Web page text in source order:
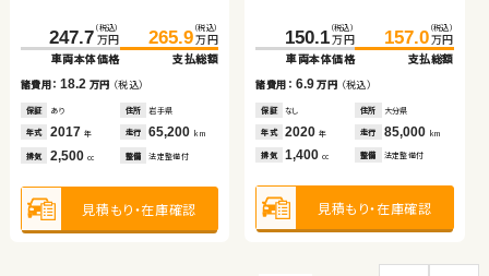
247.7 （税込）
万円
車両本体価格
265.9 （税込）
万円
支払総額
諸費用：18.2 万円 （税込）
保証 あり 住所 岩手県
年式 2017 年 走行 65,200 km
排気 2,500 cc 整備 法定整備付
見積もり・在庫確認
150.1 （税込）
万円
車両本体価格
157.0 （税込）
万円
支払総額
諸費用： 6.9万円 （税込）
保証 なし 住所 大分県
年式 2020年 走行 85,000 km
排気 1,400cc 整備 法定整備付
見積もり・在庫確認
2016 年 29,700 km
1,500cc
見積もり・在庫確認
2015 年 98,300km
2,500cc 法定整備付
見積もり・在庫確認
諸費用：12.4万円（税込）
あり 京都府
年式 2010年 走行
排気 1,800 整備 法定整備付
見積もり・在庫確認
諸費用： 5.9 万円（税込）
あり
年式 2013年 走行
排気 660 整備 なし
見積もり・在庫確認